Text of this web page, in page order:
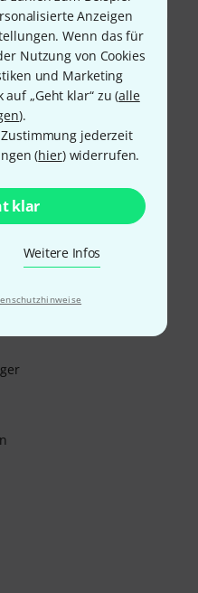
Anzeigen
Wenn das für
Nutzung von Cookies
und Marketing
„Geht klar“ zu (alle
).
jederzeit
(hier) widerrufen.
klar
Weitere Infos
per Nachnahme,
Klarna Sofort bezahlen